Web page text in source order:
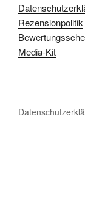
Rezensionpolitik
Media-Kit